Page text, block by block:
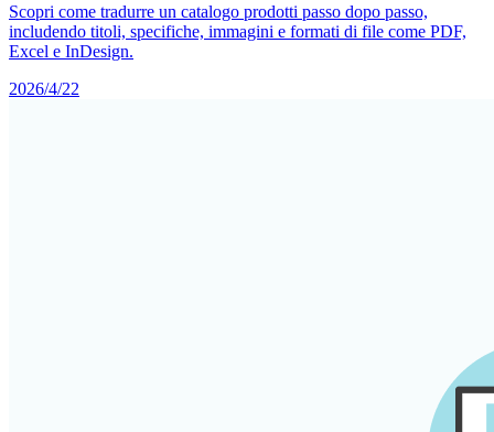
Scopri come tradurre un catalogo prodotti passo dopo passo,
includendo titoli, specifiche, immagini e formati di file come PDF,
Excel e InDesign.
2026/4/22